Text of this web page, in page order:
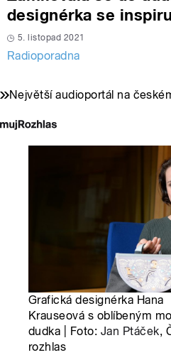
designérka se
5. listopad 2021
Radioporadna
Největší audioportál na
Grafická designérka Hana
Krauseová s oblíbeným
dudka | Foto: Jan Ptáček,
rozhlas